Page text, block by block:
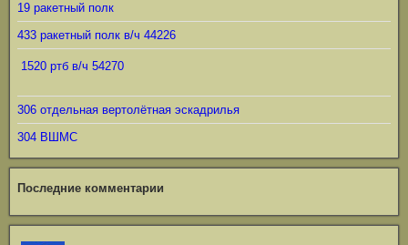
19 ракетный полк
433 ракетный полк в/ч 44226
1520 ртб в/ч 54270
306 отдельная вертолётная эскадрилья
304 ВШМС
Последние комментарии